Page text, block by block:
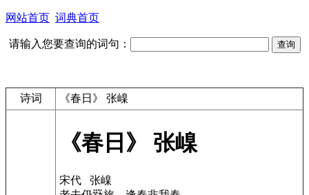
网站首页 词典首页
请输入您要查询的词句：
诗词 《春日》 张嵲
《春日》 张嵲
宋代 张嵲